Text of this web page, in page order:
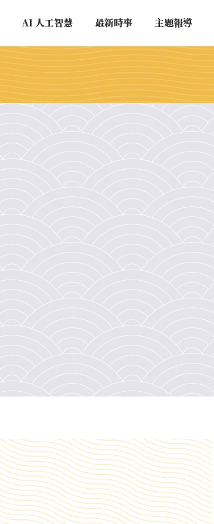
AI 人工智慧 最新時事 主題報導